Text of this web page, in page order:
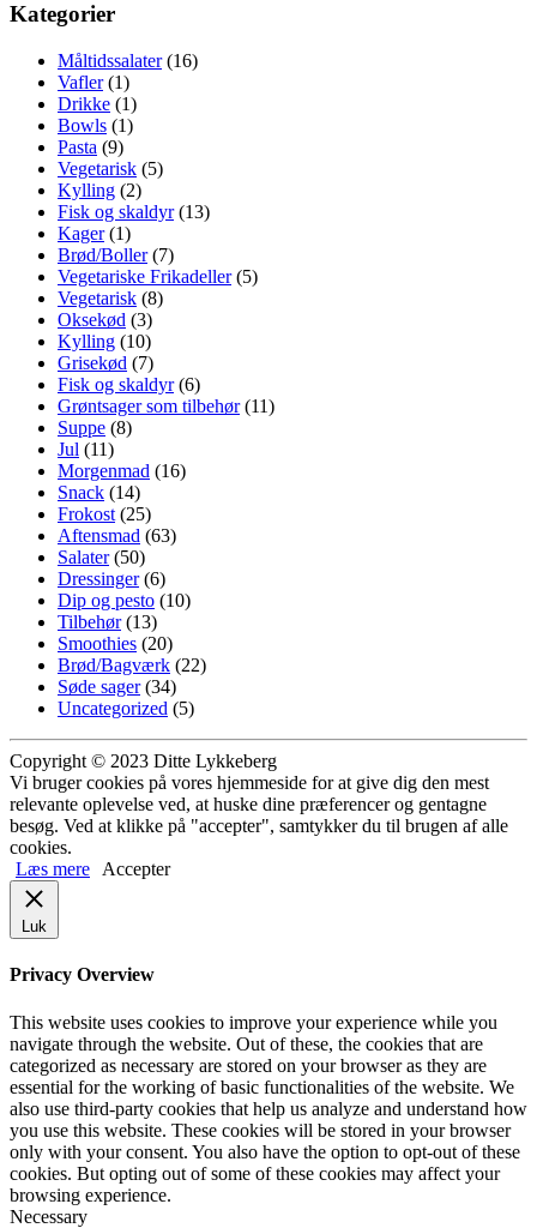
Kategorier
Måltidssalater(16)
Vafler(1)
Drikke (1)
Bowls (1)
Pasta (9)
Vegetarisk (5)
Kylling (2)
Fisk og skaldyr(13)
Kager(1)
Brød/Boller(7)
Vegetariske Frikadeller(5)
Vegetarisk (8)
Oksekød (3)
Kylling (10)
Grisekød (7)
Fisk og skaldyr(6)
Grøntsager som tilbehør(11)
Suppe (8)
Jul (11)
Morgenmad (16)
Snack (14)
Frokost (25)
Aftensmad (63)
Salater(50)
Dressinger(6)
Dip og pesto (10)
Tilbehør(13)
Smoothies (20)
Brød/Bagværk (22)
Søde sager(34)
Uncategorized (5)
Copyright © 2023 Ditte Lykkeberg
Vi bruger cookies på vores hjemmeside for at give dig den mest
relevante oplevelse ved, at huske dine præferencer og gentagne
besøg. Ved at klikke på "accepter", samtykker du til brugen af alle
cookies.
Læs mere
Accepter
Luk
Privacy Overview
This website uses cookies to improve your experience while you
navigate through the website. Out of these, the cookies that are
categorized as necessary are stored on your browser as they are
essential for the working of basic functionalities of the website. We
also use third-party cookies that help us analyze and understand how
you use this website. These cookies will be stored in your browser
only with your consent. You also have the option to opt-out of these
cookies. But opting out of some of these cookies may affect your
browsing experience.
Necessary